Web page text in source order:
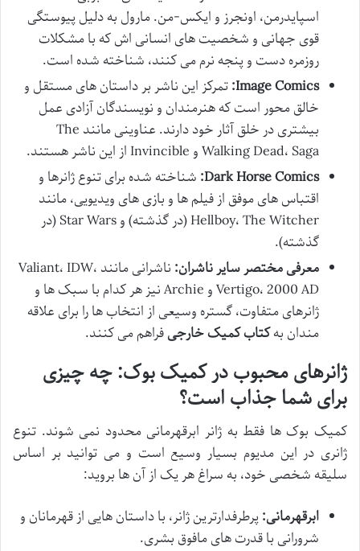
اسپایدرمن، اونجرز و ایکس-من. مارول به دلیل پیوستگی
قوی جهانی و شخصیت های انسانی اش که با مشکلات
روزمره دست و پنجه نرم می کنند، شناخته شده است.
Image Comics: تمرکز این ناشر بر داستان های مستقل و
خالق محور است که هنرمندان و نویسندگان آزادی عمل
بیشتری در خلق آثار خود دارند. عناوینی مانند The
Walking Dead، Saga و Invincible از این ناشر هستند.
Dark Horse Comics: شناخته شده برای تنوع ژانرها و
اقتباس های موفق از فیلم ها و بازی های ویدیویی، مانند
Hellboy، The Witcher (در گذشته) و Star Wars (در
گذشته).
معرفی مختصر سایر ناشران:
ناشرانی مانند Valiant، IDW،
Vertigo، 2000 AD و Archie نیز هر کدام با سبک ها و
ژانرهای متفاوت، گستره وسیعی از انتخاب ها را برای علاقه
مندان بهکتاب کمیک خارجیفراهم می کنند.
ژانرهای محبوب در کمیک بوک: چه چیزی
برای شما جذاب است؟
کمیک بوک ها فقط به ژانر ابرقهرمانی محدود نمی شوند. تنوع
ژانری در این مدیوم بسیار وسیع است و می توانید بر اساس
سلیقه شخصی خود، به سراغ هر یک از آن ها بروید:
ابرقهرمانی:پرطرفدارترین ژانر، با داستان هایی از قهرمانان و
شرورانی با قدرت های مافوق بشری.